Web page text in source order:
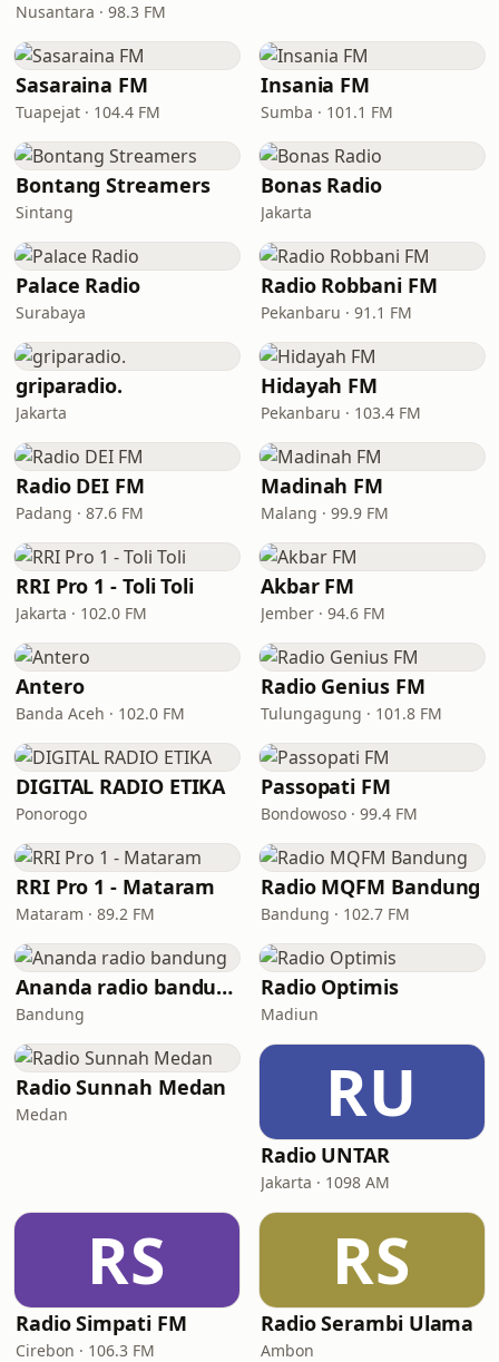
Nusantara · 98.3 FM
Sasaraina FM
Tuapejat · 104.4 FM
Insania FM
Sumba · 101.1 FM
Bontang Streamers
Sintang
Bonas Radio
Jakarta
Palace Radio
Surabaya
Radio Robbani FM
Pekanbaru · 91.1 FM
griparadio.
Jakarta
Hidayah FM
Pekanbaru · 103.4 FM
Radio DEI FM
Padang · 87.6 FM
Madinah FM
Malang · 99.9 FM
RRI Pro 1 - Toli Toli
Jakarta · 102.0 FM
Akbar FM
Jember · 94.6 FM
Antero
Banda Aceh · 102.0 FM
Radio Genius FM
Tulungagung · 101.8 FM
DIGITAL RADIO ETIKA
Ponorogo
Passopati FM
Bondowoso · 99.4 FM
RRI Pro 1 - Mataram
Mataram · 89.2 FM
Radio MQFM Bandung
Bandung · 102.7 FM
Ananda radio bandung
Bandung
Radio Optimis
Madiun
Radio Sunnah Medan
Medan RU
Radio UNTAR
Jakarta · 1098 AM
RS
Radio Simpati FM
Cirebon · 106.3 FM
RS
Radio Serambi Ulama
Ambon